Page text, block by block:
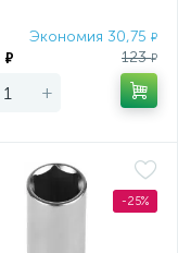
Экономия 30,75 ₽
₽ 123₽
+
-25%